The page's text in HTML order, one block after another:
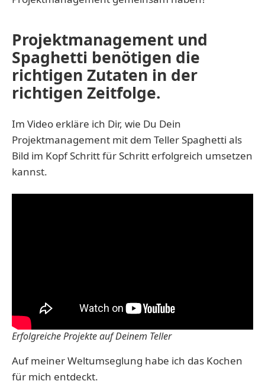
Projektmanagement und
Spaghetti benötigen die
richtigen Zutaten in der
richtigen Zeitfolge.
Im Video erkläre ich Dir, wie Du Dein
Projektmanagement mit dem Teller Spaghetti als
Bild im Kopf Schritt für Schritt erfolgreich umsetzen
kannst.
Erfolgreiche Projekte auf Deinem Teller
Auf meiner Weltumseglung habe ich das Kochen
für mich entdeckt.